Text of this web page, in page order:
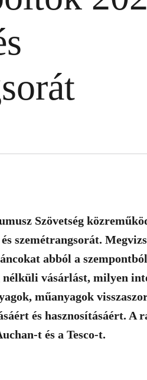
Szövetség
szemétrangsorát.
abból a
vásárlást, milyen
műanyagok
és hasznosításáért. A
t és a Tesco-t.